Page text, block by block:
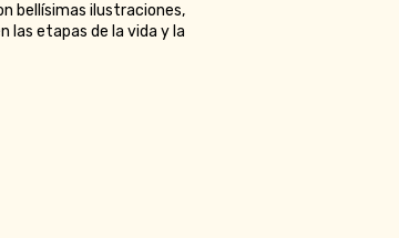
bellísimas ilustraciones,
las etapas de la vida y la